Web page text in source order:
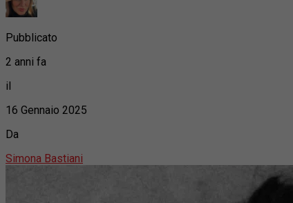
Pubblicato
2 anni fa
il
16 Gennaio 2025
Da
Simona Bastiani